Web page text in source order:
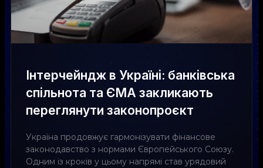
Інтерчейндж в Україні: банківська
спільнота та ЄМА закликають
переглянути законопроєкт
Україна продовжує гармонізувати фінансове
законодавство з нормами Європейського Союзу.
Одним із кроків у цьому напрямі став урядовий